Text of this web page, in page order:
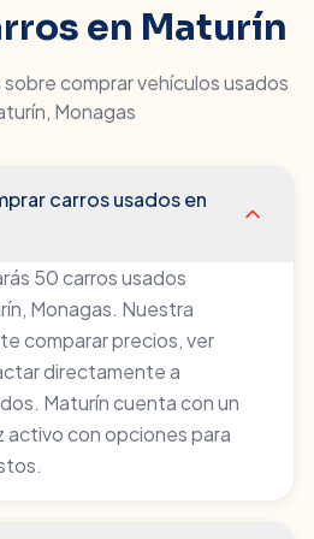
en Maturín
comprar vehículos usados
, Monagas
carros usados en
50 carros usados
Monagas. Nuestra
comparar precios, ver
directamente a
Maturín cuenta con un
con opciones para